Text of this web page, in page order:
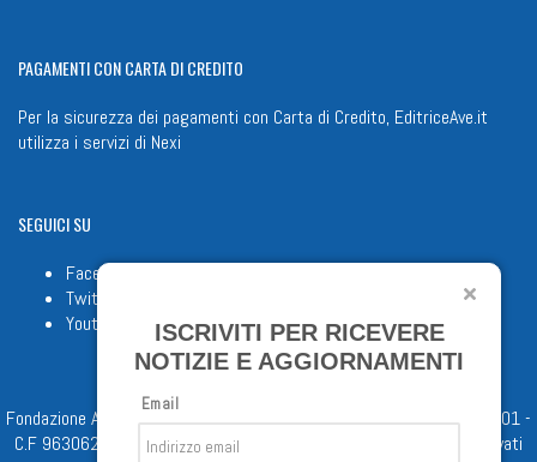
PAGAMENTICON CARTA DI CREDITO
Per la sicurezza dei pagamenti con Carta di Credito, EditriceAve.it
utilizza i servizi di Nexi
SEGUICISU
Facebook
Twitter
Youtube
Fondazione Apostolicam Actuositatem ETS © 2023 - P.I. 05398481001 -
C.F 96306220581 - REA 888781 del 23/02/98 - Tutti i diritti riservati
ISCRIVITI PER RICEVERE
NOTIZIE E AGGIORNAMENTI
Email